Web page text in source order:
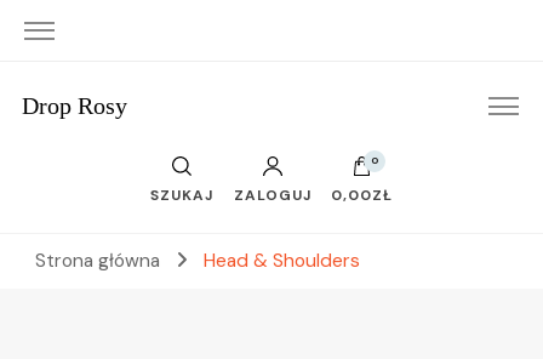
Drop Rosy
SZUKAJ ZALOGUJ
0
0,00ZŁ
Strona główna Head & Shoulders